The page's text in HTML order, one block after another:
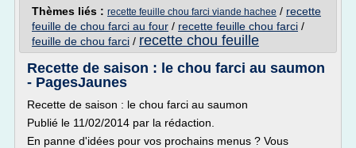
Thèmes liés : recette feuille chou farci viande hachee / recette
feuille de chou farci au four / recette feuille chou farci /
feuille de chou farci / recette chou feuille
Recette de saison : le chou farci au saumon
- PagesJaunes
Recette de saison : le chou farci au saumon
Publié le 11/02/2014 par la rédaction.
En panne d'idées pour vos prochains menus ? Vous